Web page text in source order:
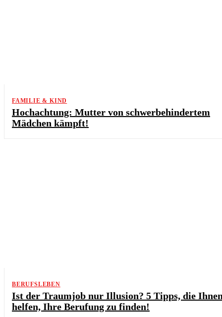
FAMILIE & KIND
Hochachtung: Mutter von schwerbehindertem
Mädchen kämpft!
BERUFSLEBEN
Ist der Traumjob nur Illusion? 5 Tipps, die
helfen, Ihre Berufung zu finden!